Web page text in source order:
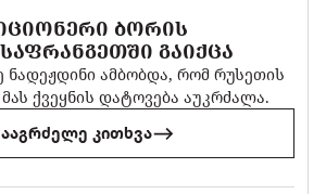
ᲑᲝᲠᲘᲡ
ᲒᲐᲘᲥᲪᲐ
ამბობდა, რომ რუსეთის
ქვეყნის დატოვება აუკრძალა.
კითხვა